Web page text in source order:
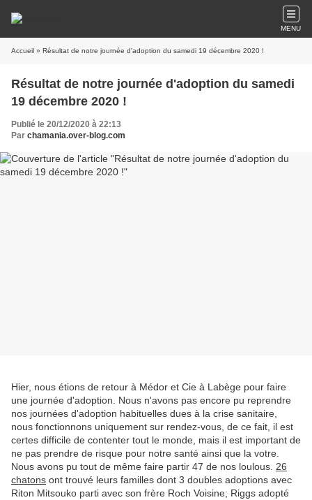
MENU
Accueil » Résultat de notre journée d'adoption du samedi 19 décembre 2020 !
Résultat de notre journée d'adoption du samedi
19 décembre 2020 !
Publié le 20/12/2020 à 22:13
Par chamania.over-blog.com
Hier, nous étions de retour à Médor et Cie à Labège pour faire
une journée d'adoption. Nous n'avons pas encore pu reprendre
nos journées d'adoption habituelles dues à la crise sanitaire,
nous fonctionnons uniquement sur rendez-vous, de ce fait, il est
certes difficile de contenter tout le monde, mais il est important de
ne pas prendre de risque pour notre santé ainsi que la votre.
Nous avons pu tout de même faire partir 47 de nos loulous. 26
chatons ont trouvé leurs familles dont 3 doubles adoptions avec
Riton Mitsouko parti avec son frère Roch Voisine; Riggs adopté